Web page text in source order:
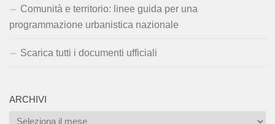
Comunità e territorio: linee guida per una
programmazione urbanistica nazionale
Scarica tutti i documenti ufficiali
ARCHIVI
Archivi